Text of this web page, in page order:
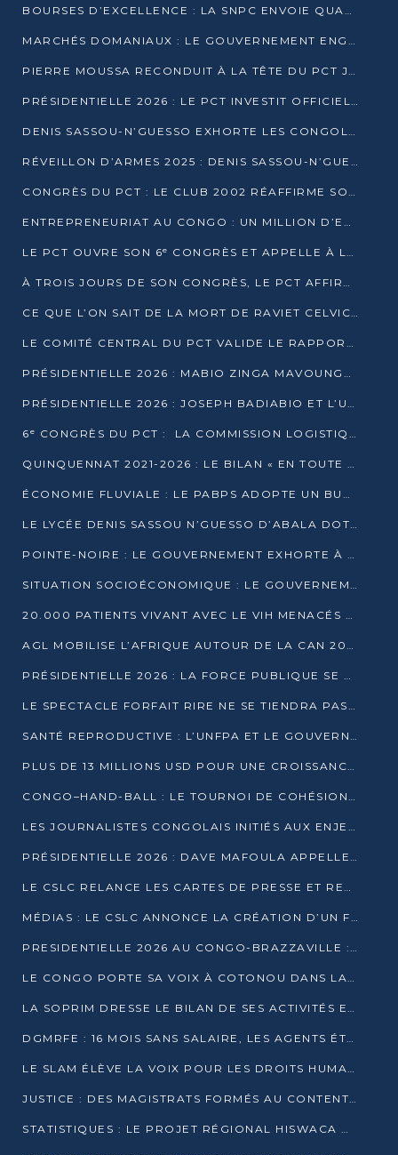
BOURSES D’EXCELLENCE : LA SNPC ENVOIE QUATRE NOUVEAUX TALENTS CONGOLAIS SE FORMER À BAKOU
MARCHÉS DOMANIAUX : LE GOUVERNEMENT ENGAGE LA STRUCTURATION DES TAXES D’ASSAINISSEMENT
PIERRE MOUSSA RECONDUIT À LA TÊTE DU PCT JUSQU’EN 2031
PRÉSIDENTIELLE 2026 : LE PCT INVESTIT OFFICIELLEMENT DENIS SASSOU NGUESSO
DENIS SASSOU-N’GUESSO EXHORTE LES CONGOLAIS À L’UNITÉ ET AU FAIR-PLAY DÉMOCRATIQUE EN 2026
RÉVEILLON D’ARMES 2025 : DENIS SASSOU-N’GUESSO GARANTIT DES ÉLECTIONS 2026 PAISIBLES ET SÉCURISÉES
CONGRÈS DU PCT : LE CLUB 2002 RÉAFFIRME SON SOUTIEN À DENIS SASSOU-N’GUESSO POUR 2026
ENTREPRENEURIAT AU CONGO : UN MILLION D’EUROS POUR FINANCER LES STARTUPS DÈS 2026
LE PCT OUVRE SON 6ᵉ CONGRÈS ET APPELLE À LA CANDIDATURE DE DENIS SASSOU NGUESSO
À TROIS JOURS DE SON CONGRÈS, LE PCT AFFIRME AVOIR ATTEINT TOUS SES OBJECTIFS
CE QUE L’ON SAIT DE LA MORT DE RAVIET CELVIC N’TSIANTSIE
LE COMITÉ CENTRAL DU PCT VALIDE LE RAPPORT DU CONGRÈS ET SOUTIENT DENIS SASSOU N’GUESSO
PRÉSIDENTIELLE 2026 : MABIO ZINGA MAVOUNGOU DÉCLARE SA CANDIDATURE ET CHARGE LE BILAN DU PCT
PRÉSIDENTIELLE 2026 : JOSEPH BADIABIO ET L’UDH-YUKI JOUENT LA PRUDENCE
6ᵉ CONGRÈS DU PCT : LA COMMISSION LOGISTIQUE ASSURE LA DISTRIBUTION DES KITS
QUINQUENNAT 2021-2026 : LE BILAN « EN TOUTE TRANSPARENCE » PRÉSENTÉ À LA PRESSE
ÉCONOMIE FLUVIALE : LE PABPS ADOPTE UN BUDGET 2026 DE PLUS DE 2,7 MILLIARDS FCFA
LE LYCÉE DENIS SASSOU N’GUESSO D’ABALA DOTÉ D’UNE SALLE MULTIMÉDIA
POINTE-NOIRE : LE GOUVERNEMENT EXHORTE À UN USAGE RESPONSABLE DU NOUVEAU MATÉRIEL MUNICIPAL
SITUATION SOCIOÉCONOMIQUE : LE GOUVERNEMENT INTERPELLÉ DEVANT LE SÉNAT
20.000 PATIENTS VIVANT AVEC LE VIH MENACÉS D’ARRÊT DE TRAITEMENT
AGL MOBILISE L’AFRIQUE AUTOUR DE LA CAN 2025
PRÉSIDENTIELLE 2026 : LA FORCE PUBLIQUE SE PRÉPARE À SÉCURISER LE SCRUTIN
LE SPECTACLE FORFAIT RIRE NE SE TIENDRA PAS LE 1ER JANVIER
SANTÉ REPRODUCTIVE : L’UNFPA ET LE GOUVERNEMENT AFFINENT LES PRIORITÉS DE 2026
PLUS DE 13 MILLIONS USD POUR UNE CROISSANCE VERTE ET SOUVERAINE
CONGO–HAND-BALL : LE TOURNOI DE COHÉSION ET DE FRATERNITÉ ALLUME SES LAMPIONS À BRAZZAVILLE
LES JOURNALISTES CONGOLAIS INITIÉS AUX ENJEUX DE L’ÉCONOMIE BLEUE
PRÉSIDENTIELLE 2026 : DAVE MAFOULA APPELLE LES CONGOLAIS À UN « NOUVEAU DÉPART »
LE CSLC RELANCE LES CARTES DE PRESSE ET RECONNAÎT OFFICIELLEMENT LES MÉDIAS EN LIGNE
MÉDIAS : LE CSLC ANNONCE LA CRÉATION D’UN FONDS D’APPUI À LA PRESSE
PRESIDENTIELLE 2026 AU CONGO-BRAZZAVILLE : UN CASTING ÉLARGI
LE CONGO PORTE SA VOIX À COTONOU DANS LA LUTTE CONTRE LA TUBERCULOSE
LA SOPRIM DRESSE LE BILAN DE SES ACTIVITÉS ET FIXE DE NOUVELLES PRIORITÉS
DGMRFE : 16 MOIS SANS SALAIRE, LES AGENTS ÉTOUFFENT DANS LE SILENCE
LE SLAM ÉLÈVE LA VOIX POUR LES DROITS HUMAINS À BRAZZAVILLE
JUSTICE : DES MAGISTRATS FORMÉS AU CONTENTIEUX DE LA PROPRIÉTÉ INTELLECTUELLE
STATISTIQUES : LE PROJET RÉGIONAL HISWACA OFFICIELLEMENT LANCÉ AU CONGO